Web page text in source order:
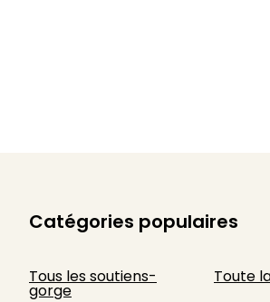
Catégories populaires
Tous les soutiens-
gorge
Toute